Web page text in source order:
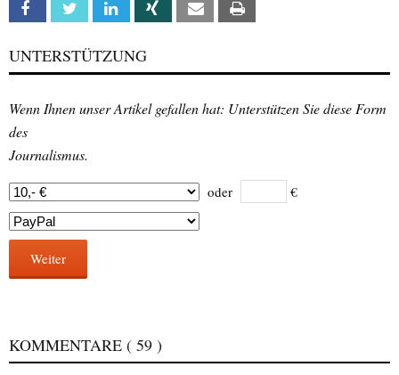
Facebook Twitter Linkedin Xing Email
UNTERSTÜTZUNG
Wenn Ihnen unser Artikel gefallen hat: Unterstützen Sie diese Form
des
Journalismus.
oder €
Weiter
KOMMENTARE ( 59 )